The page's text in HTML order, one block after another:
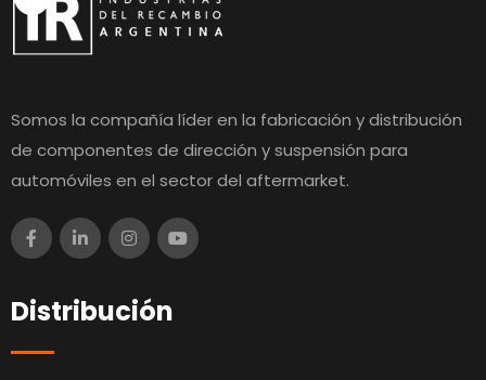
Somos la compañía líder en la fabricación y distribución
de componentes de dirección y suspensión para
automóviles en el sector del aftermarket.
Distribución